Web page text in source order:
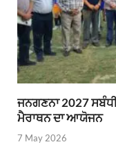
ਜਨਗਣਨਾ 2027
ਮੈਰਾਥਨ ਦਾ ਆਯੋਜਨ
7 May 2026